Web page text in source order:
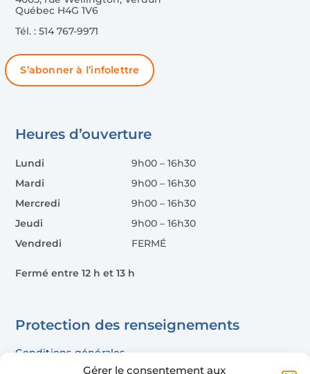
Gérer le consentement aux
Québec H4G 1V6
Tél. : 514 767-9971
S’abonner à l’infolettre
Heures d’ouverture
Lundi
Mardi
Mercredi
Jeudi
Vendredi
9h00 – 16h30
9h00 – 16h30
9h00 – 16h30
9h00 – 16h30
FERMÉ
Fermé entre 12 h et 13 h
Protection des renseignements
Conditions générales